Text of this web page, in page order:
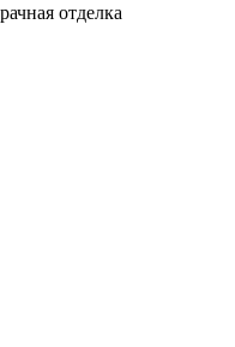
отделка